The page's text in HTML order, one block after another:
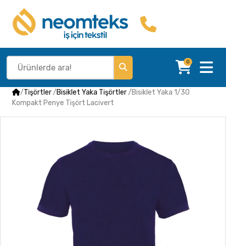
0
/Tişörtler/Bisiklet Yaka Tişörtler/Bisiklet Yaka 1/30
Kompakt Penye Tişört Lacivert